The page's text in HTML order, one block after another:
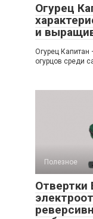
Огурец
и
Огурец Капитан
огурцов среди
Полезное
Отвертки